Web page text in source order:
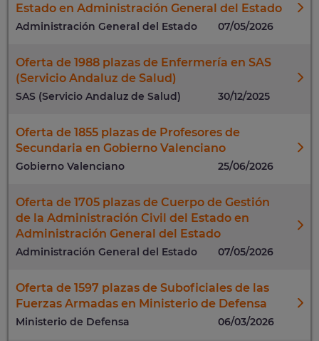
Estado en Administración General del Estado
Administración General del Estado 07/05/2026
Oferta de 1988 plazas de Enfermería en SAS
(Servicio Andaluz de Salud)
SAS (Servicio Andaluz de Salud) 30/12/2025
Oferta de 1855 plazas de Profesores de
Secundaria en Gobierno Valenciano
Gobierno Valenciano 25/06/2026
Oferta de 1705 plazas de Cuerpo de Gestión
de la Administración Civil del Estado en
Administración General del Estado
Administración General del Estado 07/05/2026
Oferta de 1597 plazas de Suboficiales de las
Fuerzas Armadas en Ministerio de Defensa
Ministerio de Defensa 06/03/2026